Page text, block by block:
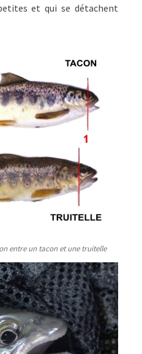
et qui se détachent
entre un tacon et une truitelle